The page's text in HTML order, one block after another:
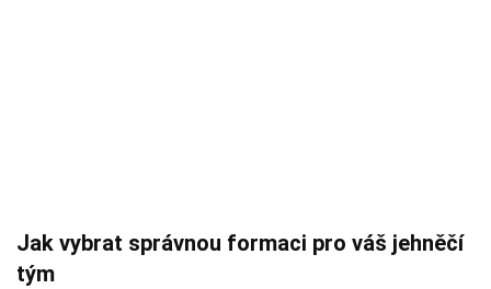
Jak vybrat správnou formaci pro váš jehněčí
tým